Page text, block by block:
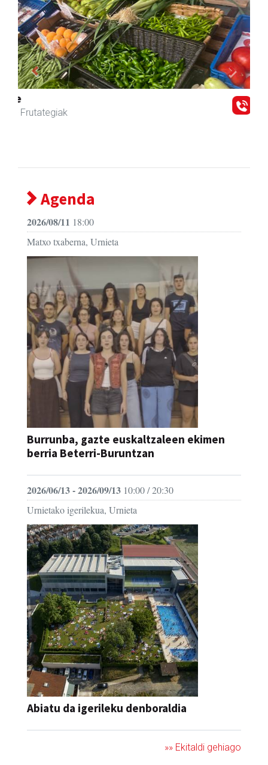
Osane belar eta eko denda
Urnieta - Akupuntura
Previous Next
Agenda
2026/08/11 18:00
Matxo txaberna, Urnieta
Burrunba, gazte euskaltzaleen ekimen
berria Beterri-Buruntzan
2026/06/13 - 2026/09/13 10:00 / 20:30
Urnietako igerilekua, Urnieta
Abiatu da igerileku denboraldia
»» Ekitaldi gehiago